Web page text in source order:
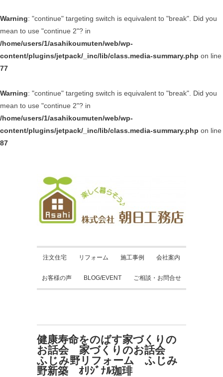
Warning: "continue" targeting switch is equivalent to "break". Did you
mean to use "continue 2"? in
/home/users/1/asahikoumuten/web/wp-
content/plugins/jetpack/_inc/lib/class.media-summary.php on line
77
Warning: "continue" targeting switch is equivalent to "break". Did you
mean to use "continue 2"? in
/home/users/1/asahikoumuten/web/wp-
content/plugins/jetpack/_inc/lib/class.media-summary.php on line
87
注文住宅 リフォーム 施工事例 会社案内
お客様の声 BLOG/EVENT ご相談・お問合せ
健康寿命をのばす家づくりの
お話会 家づくりのお話会
ふじみ野リフォーム ふじみ
野新築 ｵﾘｼﾞﾅﾙ珈琲